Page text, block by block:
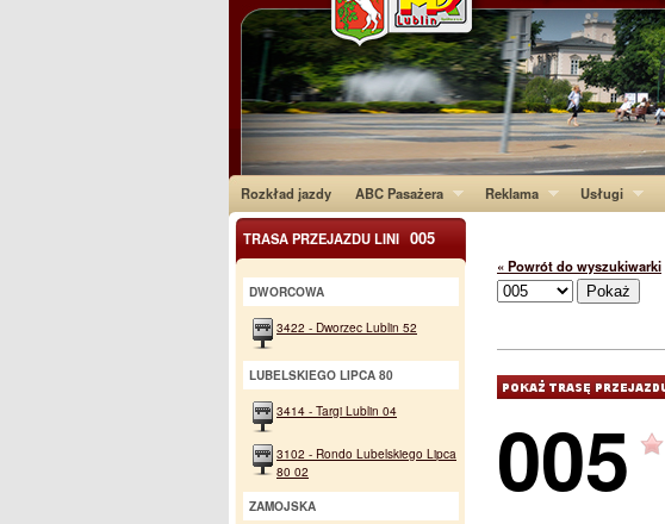
Rozkład jazdy ABC Pasażera Reklama Usługi
« Powrót do wyszukiwarki
005
TRASA PRZEJAZDU LINI 005
DWORCOWA
3422 - Dworzec Lublin 52
LUBELSKIEGO LIPCA 80
3414 - Targi Lublin 04
3102 - Rondo Lubelskiego Lipca
80 02
ZAMOJSKA